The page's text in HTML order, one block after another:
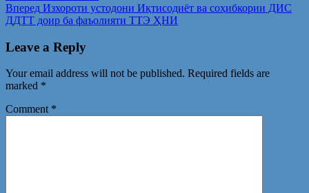
navigation
Вперед Следующая
запись:
Изхороти устодони Иқтисодиёт ва соҳибкории ДИС
ДДТТ доир ба фаъолияти ТТЭ ҲНИ
Leave a Reply
Your email address will not be published. Required fields are
marked *
Comment *